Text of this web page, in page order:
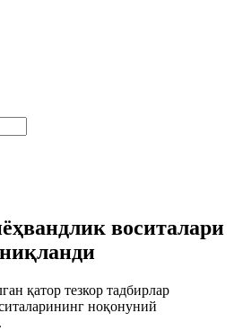
воситалари
қатор тезкор тадбирлар
ноқонуний